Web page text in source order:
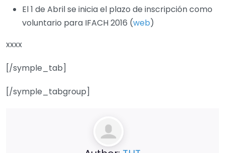
El 1 de Abril se inicia el plazo de inscripción como
voluntario para IFACH 2016 (web)
xxxx
[/symple_tab]
[/symple_tabgroup]